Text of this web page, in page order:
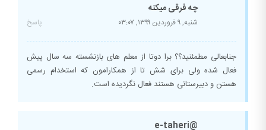
چه فرقی میکنه
شنبه, ۹ فروردین ۱۳۹۹, ۰۳:۰۷ پاسخ
جنابعالی مطمئنید؟؟ برا دوتا از معلم های بازنشسته سه سال پیش
فعال شده ولی برای شش تا از همکارامون که استخدام رسمی
هستن و دبیرستانی هستند فعال نگردیده است.
@e-taheri